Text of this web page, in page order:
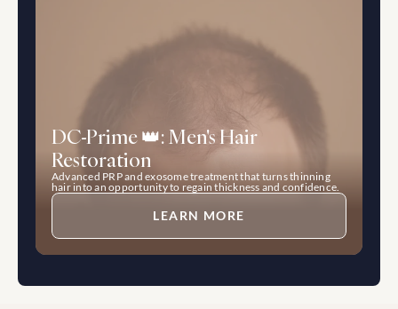
Advanced PRP and exosome treatment that turns thinning
hair into an opportunity to regain thickness and confidence.
DC-Prime 👑: Men's Hair
Restoration
LEARN MORE